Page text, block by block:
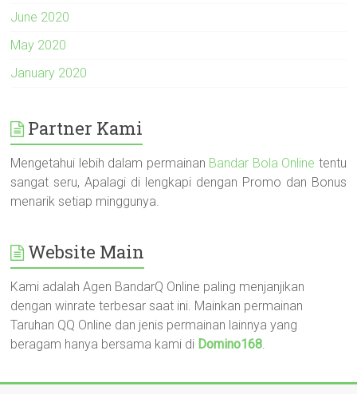
June 2020
May 2020
January 2020
Partner Kami
Mengetahui lebih dalam permainan Bandar Bola Online tentu
sangat seru, Apalagi di lengkapi dengan Promo dan Bonus
menarik setiap minggunya.
Website Main
Kami adalah Agen BandarQ Online paling menjanjikan
dengan winrate terbesar saat ini. Mainkan permainan
Taruhan QQ Online dan jenis permainan lainnya yang
beragam hanya bersama kami di Domino168.